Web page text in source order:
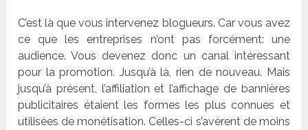
C’est là que vous intervenez blogueurs. Car vous avez
ce que les entreprises n’ont pas forcément: une
audience. Vous devenez donc un canal intéressant
pour la promotion. Jusqu’à là, rien de nouveau. Mais
jusqu’à présent, l’affiliation et l’affichage de bannières
publicitaires étaient les formes les plus connues et
utilisées de monétisation. Celles-ci s’avèrent de moins